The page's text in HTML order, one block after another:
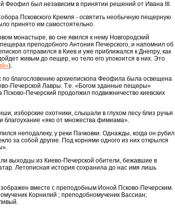
Феофил был независим в принятии решений от Ивана III.
Псковского Кремля - освятить необычную пещерную
принято им самостоятельно.
монастыре, во сне явился к нему Новгородский
преподобного Антония Печерского, и напомнил об
отправился в Киев и уже приближался к Днепру, как
живым до пещер, но тело его упокоится в них. Это
).
благословению архиепископа Феофила была освещена
Печерской Лавры. Т.е. «Богом зданные пещеры»
Печерский продолжил подвижничество киевских
изборские охотники, слышали в глухом лесу близ ручья
«яко от множества фимиама».
неподалеку, у реки Пачковки. Однажды, когда он рубил
за собой другие. Под корнями одного из них открылся
выходцы из Киево-Печерской обители, бежавшие в
Летописная история сохранила до нас имя лишь
вместе с преподобным Ионой Псково-Печерским.
Корнилий ; преподобномученик Вассиан;